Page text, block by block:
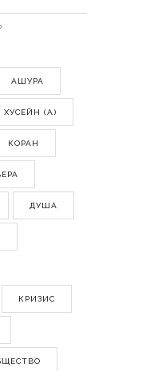
АШУРА
(А)
КОРАН
ДУША
КРИЗИС